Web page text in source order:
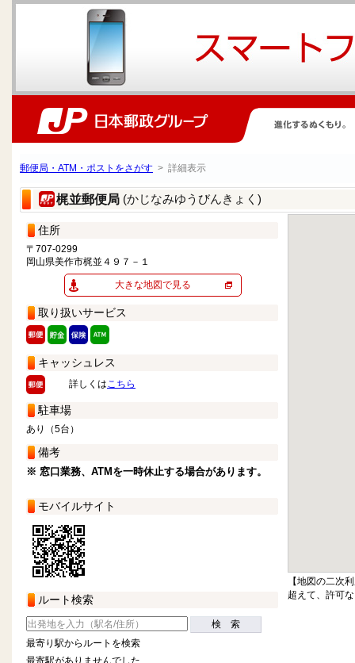
郵便局・ATM・ポストをさがす > 詳細表示
梶並郵便局 (かじなみゆうびんきょく)
住所
〒707-0299
岡山県美作市梶並４９７－１
大きな地図で見る
取り扱いサービス
キャッシュレス
詳しくはこちら
駐車場
あり（5台）
備考
※ 窓口業務、ATMを一時休止する場合があります。
モバイルサイト
ルート検索
検 索
最寄り駅からルートを検索
【地図の二次
超えて、許可